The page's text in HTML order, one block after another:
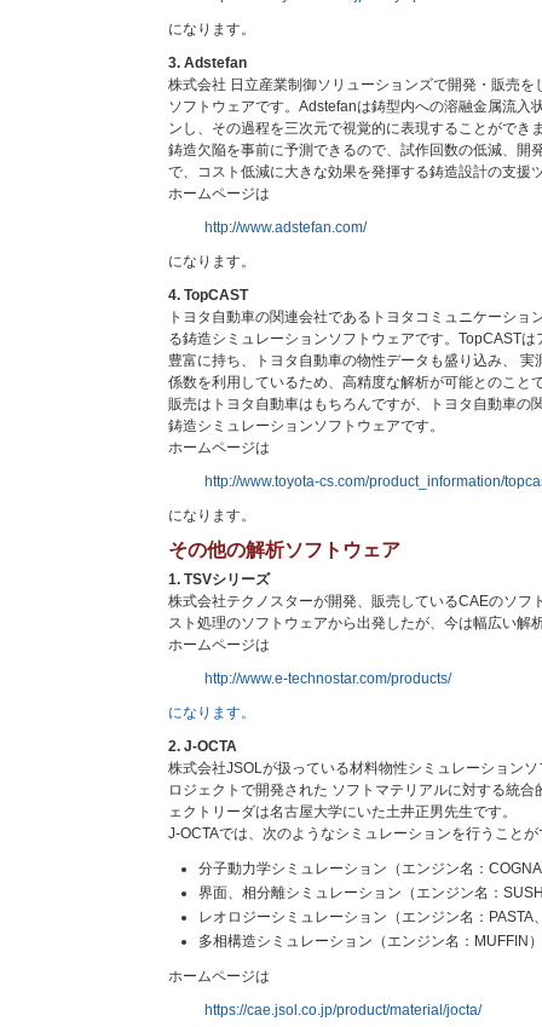
になります。
3. Adstefan
株式会社 日立産業制御ソリューションズで開発・販売を
ソフトウェアです。Adstefanは鋳型内への溶融金属流入
ンし、その過程を三次元で視覚的に表現することができ
鋳造欠陥を事前に予測できるので、試作回数の低減、開
で、コスト低減に大きな効果を発揮する鋳造設計の支援
ホームページは
http://www.adstefan.com/
になります。
4. TopCAST
トヨタ自動車の関連会社であるトヨタコミュニケーショ
る鋳造シミュレーションソフトウェアです。TopCAST
豊富に持ち、トヨタ自動車の物性データも盛り込み、
係数を利用しているため、高精度な解析が可能とのこと
販売はトヨタ自動車はもちろんですが、トヨタ自動車の
鋳造シミュレーションソフトウェアです。
ホームページは
http://www.toyota-cs.com/product_information/
になります。
その他の解析ソフトウェア
1. TSVシリーズ
株式会社テクノスターが開発、販売しているCAEのソフ
スト処理のソフトウェアから出発したが、今は幅広い解
ホームページは
http://www.e-technostar.com/products/
になります。
2. J-OCTA
株式会社JSOLが扱っている材料物性シミュレーション
ロジェクトで開発された ソフトマテリアルに対する統
ェクトリーダは名古屋大学にいた土井正男先生です。
J-OCTAでは、次のようなシミュレーションを行うこと
分子動力学シミュレーション（エンジン名：
界面、相分離シミュレーション（エンジン名：
レオロジーシミュレーション（エンジン名：PASTA
多相構造シミュレーション（エンジン名：MUFFIN）
ホームページは
https://cae.jsol.co.jp/product/material/jocta/